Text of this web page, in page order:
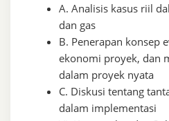
A. Analisis kasus riil
dan gas
B. Penerapan konsep
ekonomi proyek, dan
dalam proyek nyata
C. Diskusi tentang
dalam implementasi